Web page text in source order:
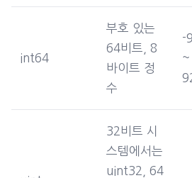
int64
부호 있는
64비트, 8
바이트 정
수
-
~
32비트 시
스템에서는
uint32, 64